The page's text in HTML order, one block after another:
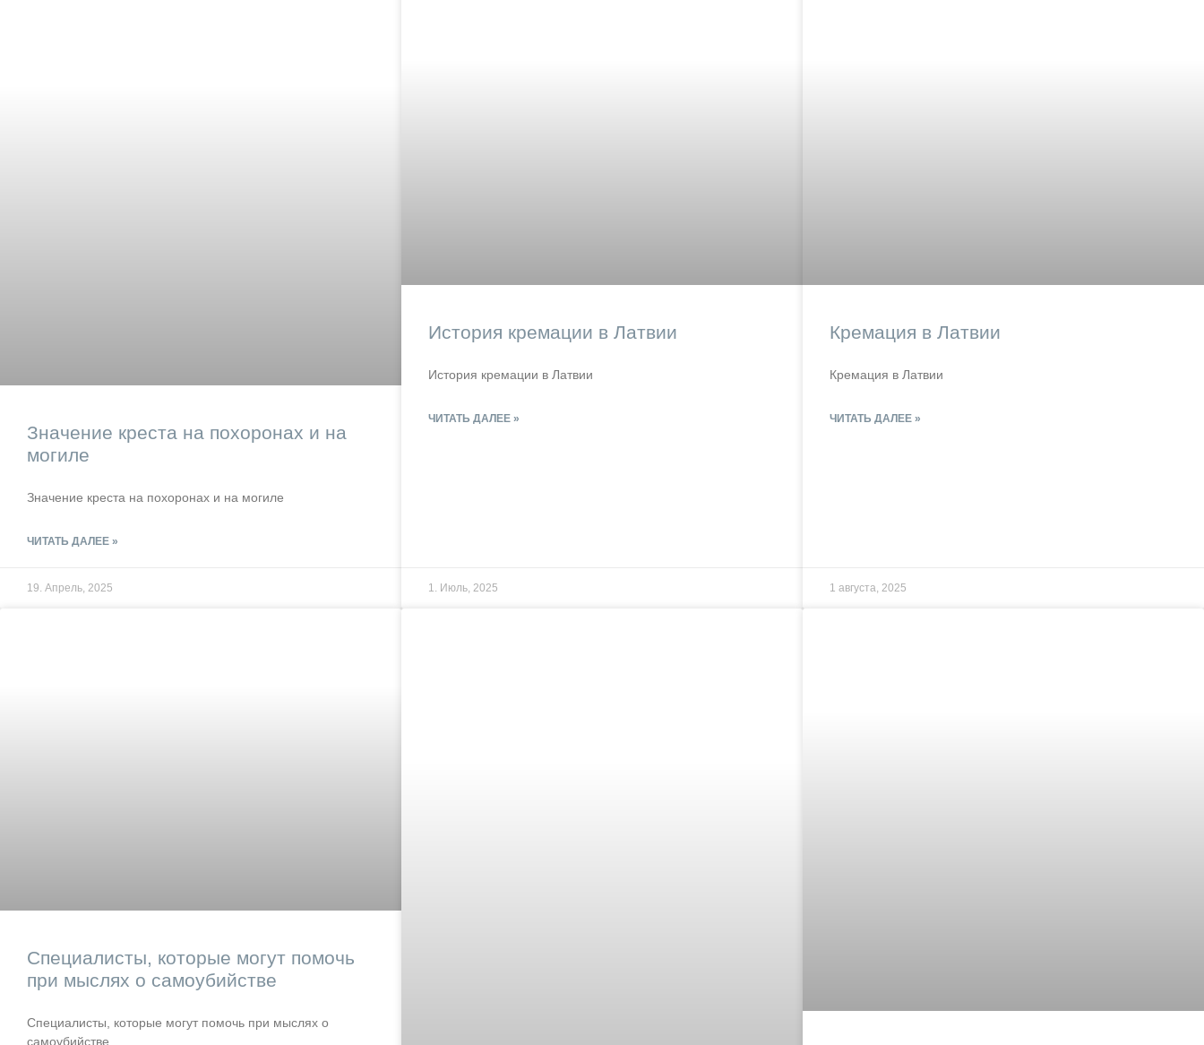
Значение креста на похоронах и на
могиле
Значение креста на похоронах и на могиле
ЧИТАТЬ ДАЛЕЕ »
19. Апрель, 2025
История кремации в Латвии
История кремации в Латвии
ЧИТАТЬ ДАЛЕЕ »
1. Июль, 2025
Кремация в Латвии
Кремация в Латвии
ЧИТАТЬ ДАЛЕЕ »
1 августа, 2025
Специалисты, которые могут помочь
при мыслях о самоубийстве
Специалисты, которые могут помочь при мыслях о
самоубийстве